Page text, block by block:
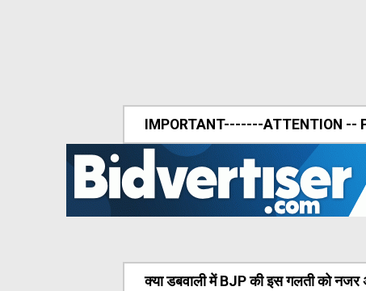
IMPORTANT-------ATTENTION --
क्या डबवाली में BJP की इस गलती को नजर